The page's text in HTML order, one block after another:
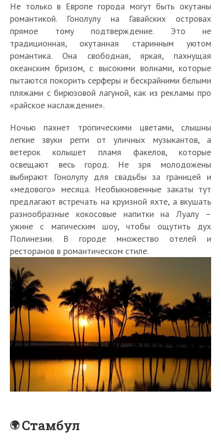
Не только в Европе города могут быть окутаны
романтикой. Гонолулу на Гавайских островах
прямое тому подтверждение. Это не
традиционная, окутанная старинным уютом
романтика. Она свободная, яркая, пахнущая
океанским бризом, с высокими волнами, которые
пытаются покорить серферы и бескрайними белыми
пляжами с бирюзовой лагуной, как из рекламы про
«райское наслаждение».
Ночью пахнет тропическими цветами, слышны
легкие звуки регги от уличных музыкантов, а
ветерок колышет пламя факелов, которые
освещают весь город. Не зря молодожены
выбирают Гонолулу для свадьбы за границей и
«медового» месяца. Необыкновенные закаты тут
предлагают встречать на круизной яхте, а вкушать
разнообразные кокосовые напитки на Луалу –
ужине с магическим шоу, чтобы ощутить дух
Полинезии. В городе множество отелей и
ресторанов в романтическом стиле.
Стамбул